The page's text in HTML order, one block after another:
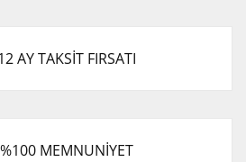
AY TAKSİT FIRSATI
%100 MEMNUNİYET